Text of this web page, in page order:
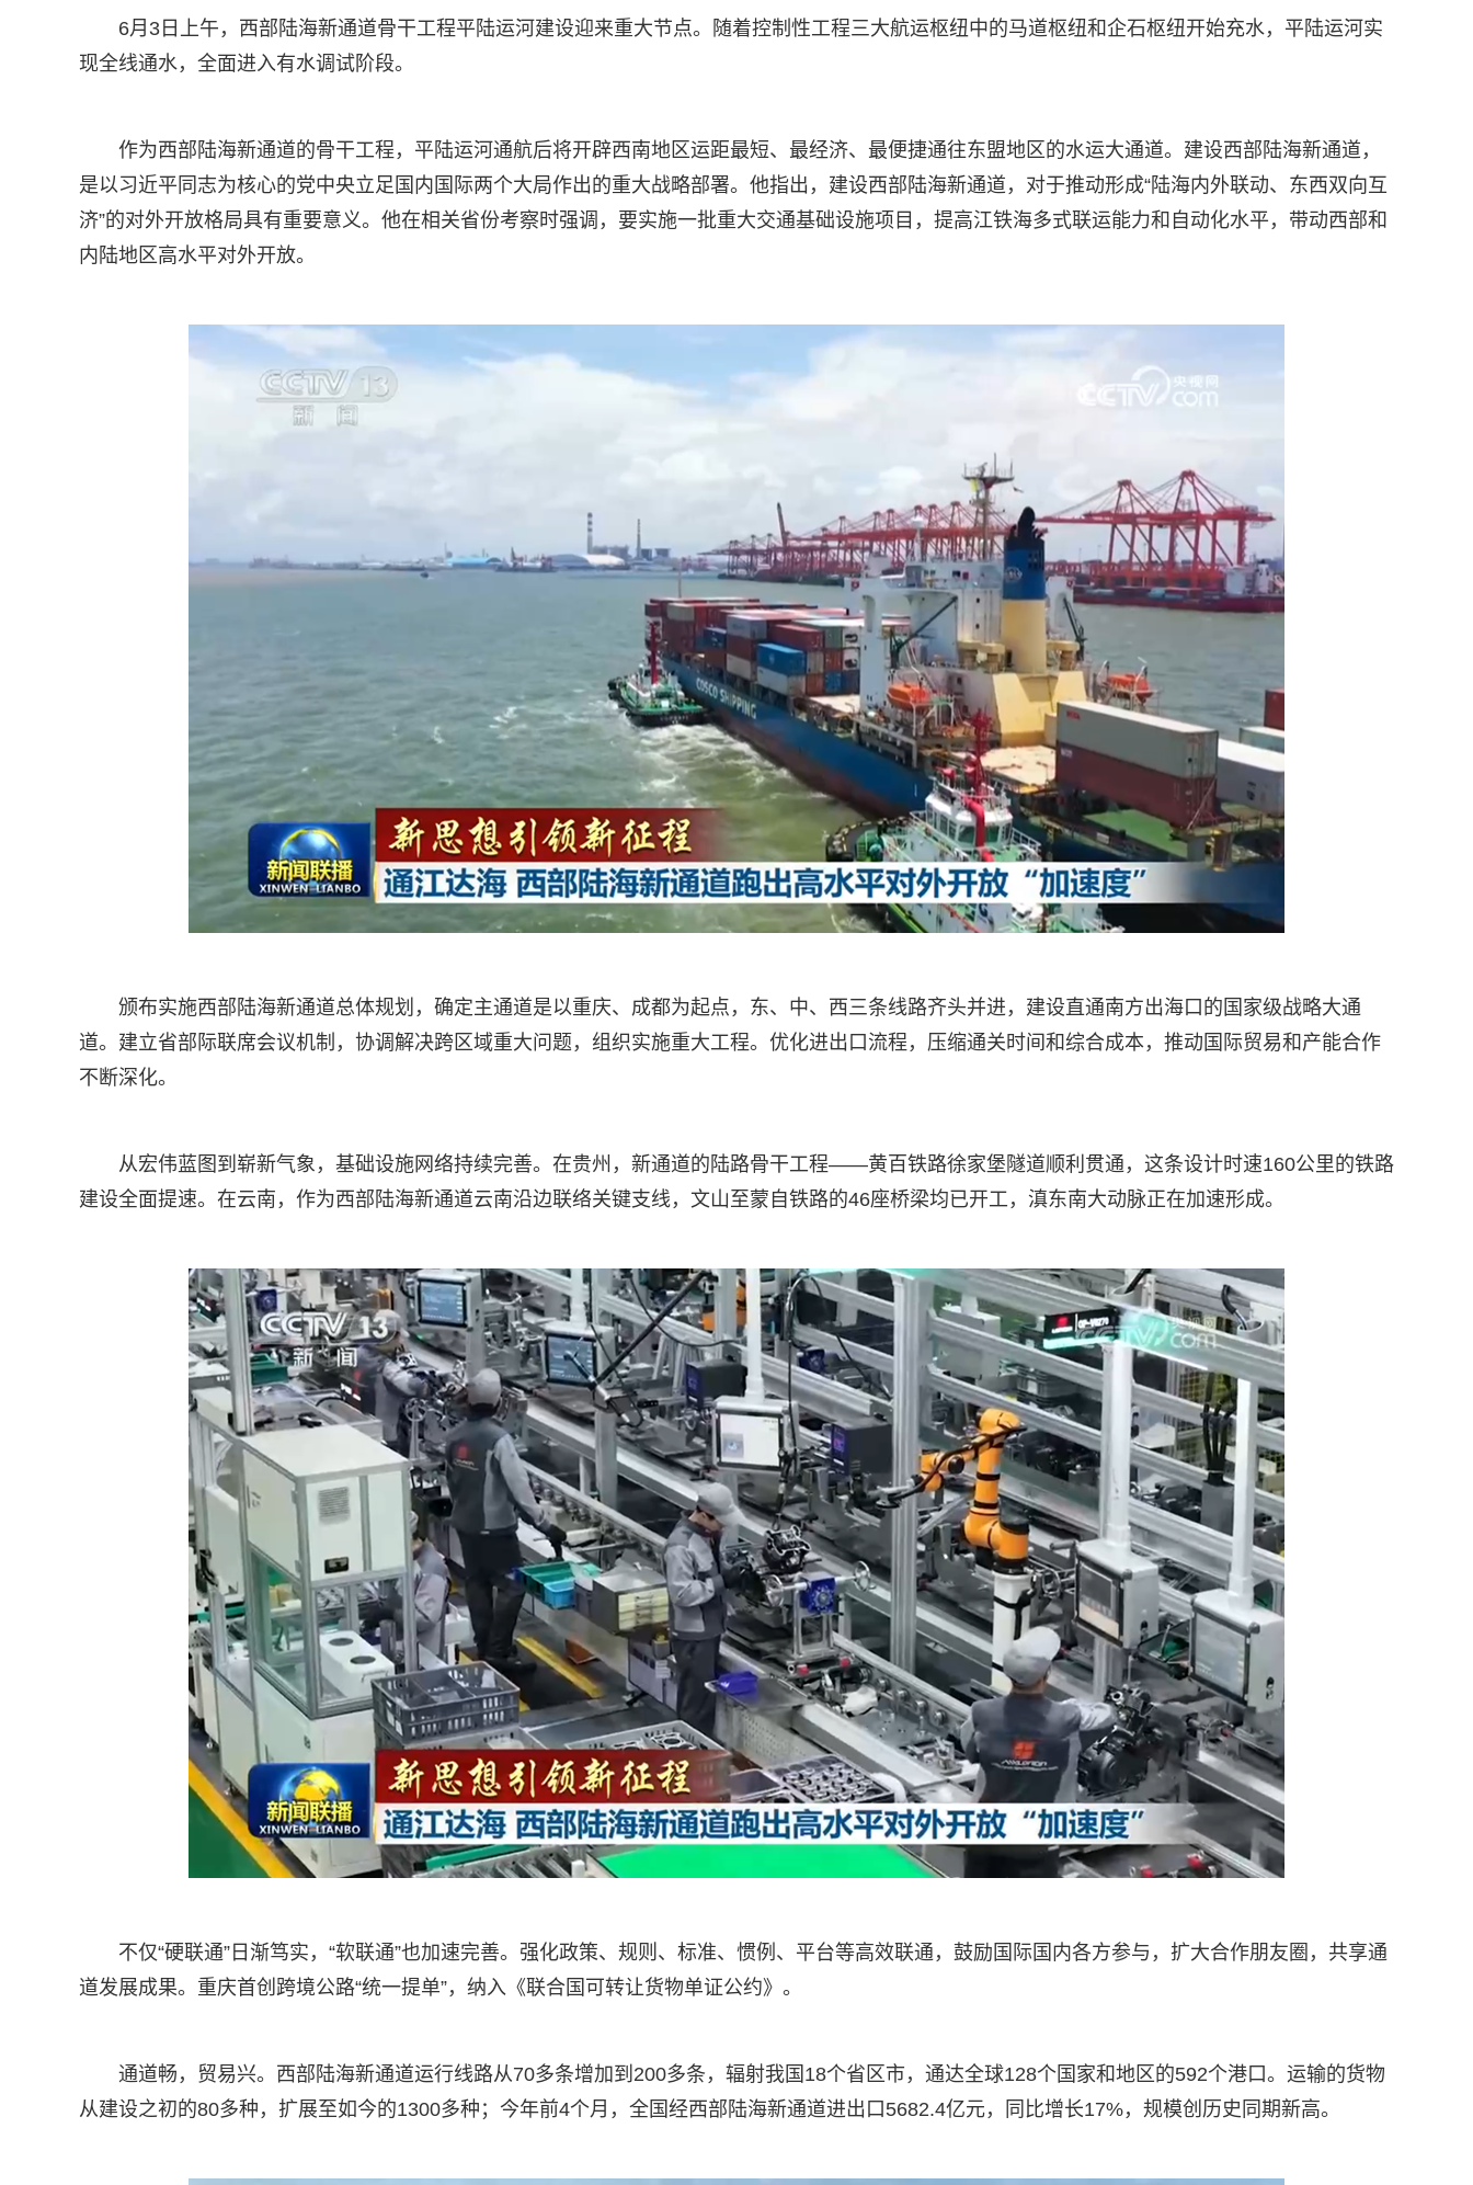
6月3日上午，西部陆海新通道骨干工程平陆运河建设迎来重大节点。随着控制性工程三大航运枢纽中的马道枢纽和企石枢纽开始充水，平陆运河实
现全线通水，全面进入有水调试阶段。
作为西部陆海新通道的骨干工程，平陆运河通航后将开辟西南地区运距最短、最经济、最便捷通往东盟地区的水运大通道。建设西部陆海新通道，
是以习近平同志为核心的党中央立足国内国际两个大局作出的重大战略部署。他指出，建设西部陆海新通道，对于推动形成“陆海内外联动、东西双向互
济”的对外开放格局具有重要意义。他在相关省份考察时强调，要实施一批重大交通基础设施项目，提高江铁海多式联运能力和自动化水平，带动西部和
内陆地区高水平对外开放。
颁布实施西部陆海新通道总体规划，确定主通道是以重庆、成都为起点，东、中、西三条线路齐头并进，建设直通南方出海口的国家级战略大通
道。建立省部际联席会议机制，协调解决跨区域重大问题，组织实施重大工程。优化进出口流程，压缩通关时间和综合成本，推动国际贸易和产能合作
不断深化。
从宏伟蓝图到崭新气象，基础设施网络持续完善。在贵州，新通道的陆路骨干工程——黄百铁路徐家堡隧道顺利贯通，这条设计时速160公里的铁路
建设全面提速。在云南，作为西部陆海新通道云南沿边联络关键支线，文山至蒙自铁路的46座桥梁均已开工，滇东南大动脉正在加速形成。
不仅“硬联通”日渐笃实，“软联通”也加速完善。强化政策、规则、标准、惯例、平台等高效联通，鼓励国际国内各方参与，扩大合作朋友圈，共享通
道发展成果。重庆首创跨境公路“统一提单”，纳入《联合国可转让货物单证公约》。
通道畅，贸易兴。西部陆海新通道运行线路从70多条增加到200多条，辐射我国18个省区市，通达全球128个国家和地区的592个港口。运输的货物
从建设之初的80多种，扩展至如今的1300多种；今年前4个月，全国经西部陆海新通道进出口5682.4亿元，同比增长17%，规模创历史同期新高。